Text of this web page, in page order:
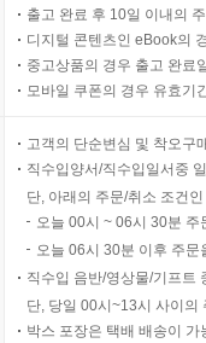
출고 완료 후 10일 이내의
디지털 콘텐츠인 eBook의
중고상품의 경우 출고 완료
모바일 쿠폰의 경우 유효기
고객의 단순변심 및 착오구
직수입양서/직수입일서중
단, 아래의 주문/취소 조건
오늘 00시 ~ 06시 30분
오늘 06시 30분 이후 주
직수입 음반/영상물/기프트
단, 당일 00시~13시 사이의
박스 포장은 택배 배송이